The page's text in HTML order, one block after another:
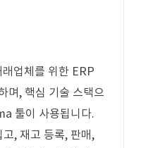
업체를 위한 ERP
며, 핵심 기술 스택으
툴이 사용됩니다.
, 재고 등록, 판매,